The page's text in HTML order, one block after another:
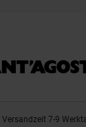
7-9